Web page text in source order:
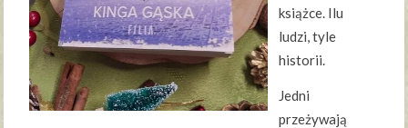
książce. Ilu
ludzi, tyle
historii.
Jedni
przeżywają